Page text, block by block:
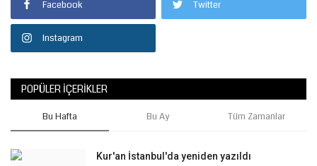
Facebook Twitter
Instagram
POPÜLER İÇERIKLER
Bu Hafta Bu Ay Tüm Zamanlar
Kur'an İstanbul'da yeniden yazıldı